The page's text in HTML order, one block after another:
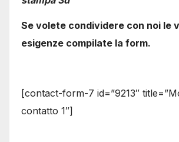
Se volete condividere con noi le
esigenze compilate la form.
[contact-form-7 id=”9213″
contatto 1″]